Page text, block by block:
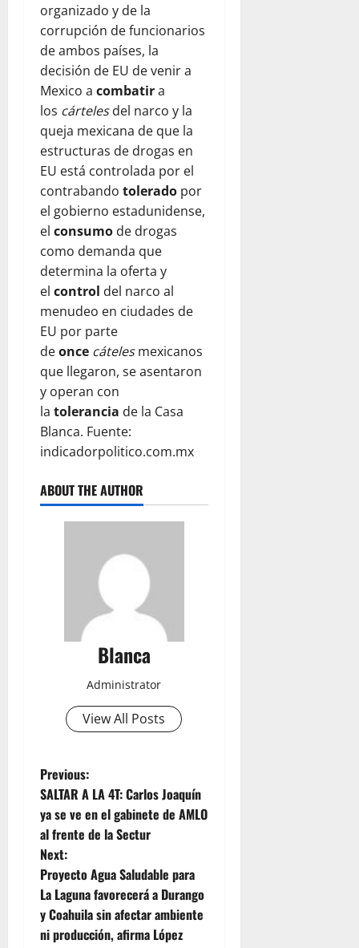
organizado y de la
corrupción de funcionarios
de ambos países, la
decisión de EU de venir a
Mexico a combatira
los cártelesdel narco y la
queja mexicana de que la
estructuras de drogas en
EU está controlada por el
contrabando tolerado por
el gobierno estadunidense,
el consumo de drogas
como demanda que
determina la oferta y
el control del narco al
menudeo en ciudades de
EU por parte
deonce cátelesmexicanos
que llegaron, se asentaron
y operan con
la tolerancia de la Casa
Blanca. Fuente:
indicadorpolitico.com.mx
ABOUT THE AUTHOR
Blanca
Administrator
View All Posts
P
o
s
t
n
Previous:
SALTAR A LA 4T: Carlos Joaquín
ya se ve en el gabinete de AMLO
al frente de la Sectur
Next:
Proyecto Agua Saludable para
La Laguna favorecerá a Durango
y Coahuila sin afectar ambiente
ni producción, afirma López